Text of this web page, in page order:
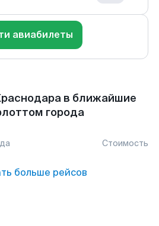
авиабилеты
в ближайшие
города
Стоимость
больше рейсов